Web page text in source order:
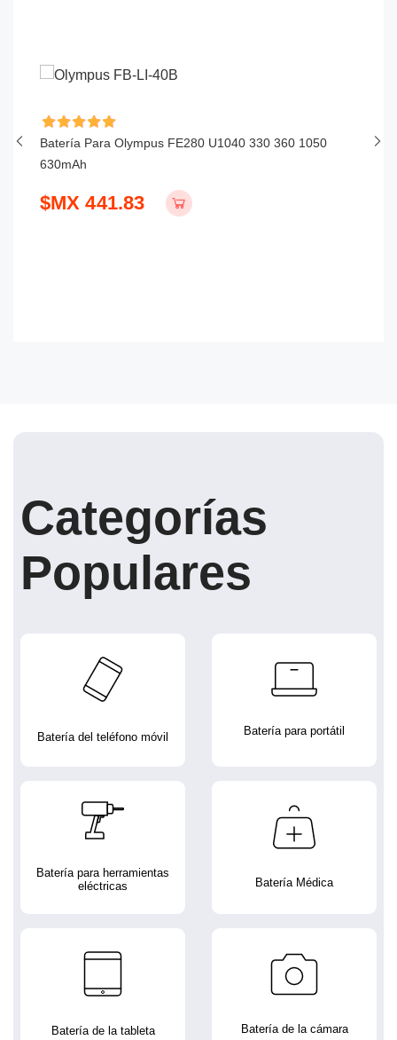
Batería Para Olympus FE280 U1040 330 360 1050
630mAh
$MX 441.83
Categorías
Populares
Batería del teléfono móvil Batería para portátil
Batería para herramientas
eléctricas
Batería Médica
Batería de la tableta Batería de la cámara